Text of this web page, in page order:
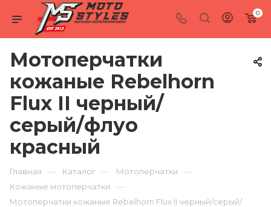
0
Мотоперчатки
кожаные Rebelhorn
Flux II черный/
серый/флуо
красный
Главная — Каталог — Мотоперчатки —
Кожаные мотоперчатки —
Мотоперчатки кожаные Rebelhorn Flux II черный/серый/